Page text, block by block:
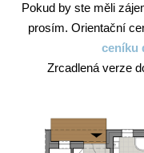
Pokud by ste měli
prosím. Orientační
ceníku
Zrcadlená verze